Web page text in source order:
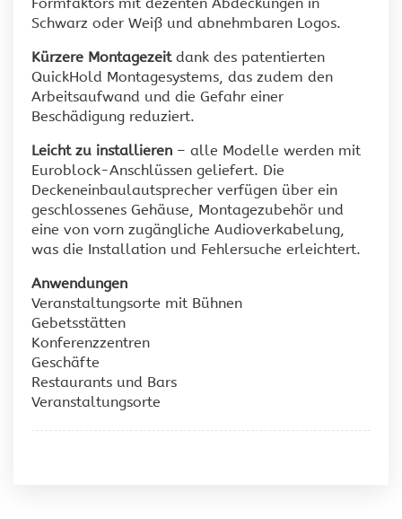
Schwarz oder Weiß und abnehmbaren Logos.
Kürzere Montagezeitdank des patentierten
QuickHold Montagesystems, das zudem den
Arbeitsaufwand und die Gefahr einer
Beschädigung reduziert.
Leicht zu installieren – alle Modelle werden mit
Euroblock-Anschlüssen geliefert. Die
Deckeneinbaulautsprecher verfügen über ein
geschlossenes Gehäuse, Montagezubehör und
eine von vorn zugängliche Audioverkabelung,
was die Installation und Fehlersuche erleichtert.
Anwendungen
Veranstaltungsorte mit Bühnen
Gebetsstätten
Konferenzzentren
Geschäfte
Restaurants und Bars
Veranstaltungsorte